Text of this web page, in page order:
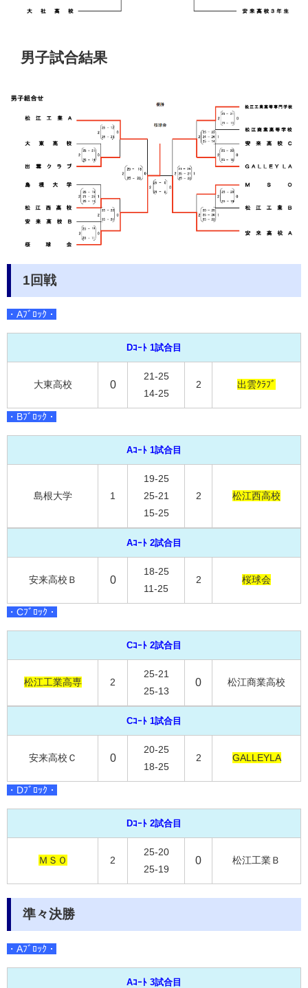
男子試合結果
1回戦
・Aﾌﾞﾛｯｸ・
Dｺｰﾄ 1試合目
大東高校 0
21-25
14-25
2 出雲ｸﾗﾌﾞ
・Bﾌﾞﾛｯｸ・
Aｺｰﾄ 1試合目
島根大学 1
19-25
25-21
15-25
2 松江西高校
Aｺｰﾄ 2試合目
安来高校Ｂ 0
18-25
11-25
2 桜球会
・Cﾌﾞﾛｯｸ・
Cｺｰﾄ 2試合目
松江工業高専 2
25-21
25-13
0 松江商業高校
Cｺｰﾄ 1試合目
安来高校Ｃ 0
20-25
18-25
2 GALLEYLA
・Dﾌﾞﾛｯｸ・
Dｺｰﾄ 2試合目
ＭＳＯ 2
25-20
25-19
0 松江工業Ｂ
準々決勝
・Aﾌﾞﾛｯｸ・
Aｺｰﾄ 3試合目